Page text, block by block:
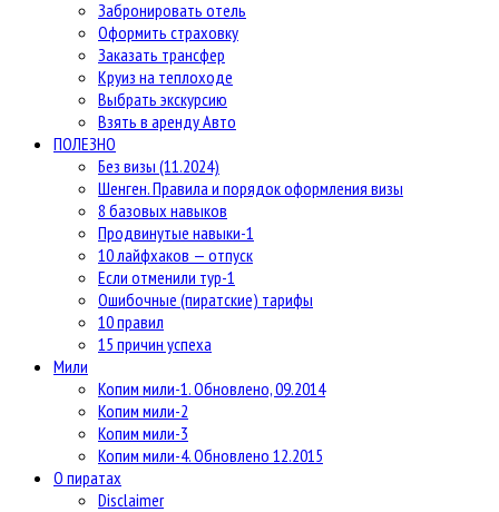
Забронировать отель
Оформить страховку
Заказать трансфер
Круиз на теплоходе
Выбрать экскурсию
Взять в аренду Авто
ПОЛЕЗНО
Без визы (11.2024)
Шенген. Правила и порядок оформления визы
8 базовых навыков
Продвинутые навыки-1
10 лайфхаков — отпуск
Если отменили тур-1
Ошибочные (пиратские) тарифы
10 правил
15 причин успеха
Мили
Копим мили-1. Обновлено, 09.2014
Копим мили-2
Копим мили-3
Копим мили-4. Обновлено 12.2015
О пиратах
Disclaimer